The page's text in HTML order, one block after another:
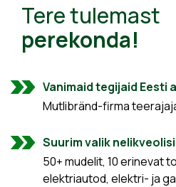
Tere tulemast
perekonda!
Vanimaid tegijaid Eesti
Mutlibränd-firma
Suurim valik
50+ mudelit, 10 erinevat
elektriautod, elektri- ja